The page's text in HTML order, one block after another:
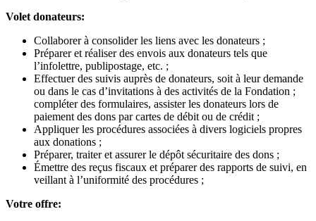
Volet donateurs:
Collaborer à consolider les liens avec les donateurs ;
Préparer et réaliser des envois aux donateurs tels que
l’infolettre, publipostage, etc. ;
Effectuer des suivis auprès de donateurs, soit à leur demande
ou dans le cas d’invitations à des activités de la Fondation ;
compléter des formulaires, assister les donateurs lors de
paiement des dons par cartes de débit ou de crédit ;
Appliquer les procédures associées à divers logiciels propres
aux donations ;
Préparer, traiter et assurer le dépôt sécuritaire des dons ;
Émettre des reçus fiscaux et préparer des rapports de suivi, en
veillant à l’uniformité des procédures ;
Votre offre: